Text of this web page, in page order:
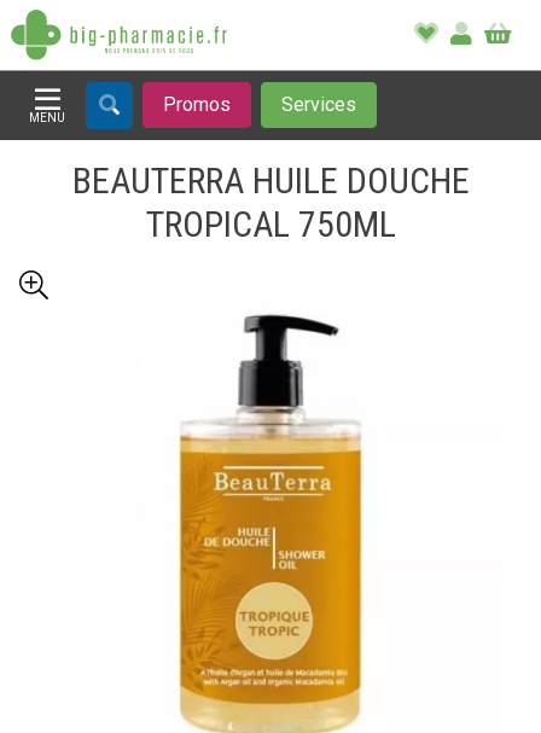
MENU
Afficher la navigation
Promos Services
BEAUTERRA HUILE DOUCHE
TROPICAL 750ML